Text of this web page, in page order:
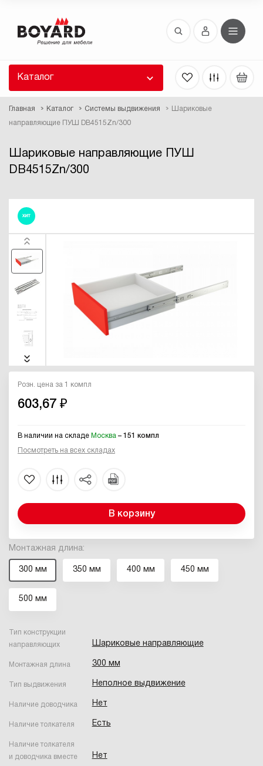
Каталог
Главная Каталог Системы выдвижения Шариковые
направляющие ПУШ DB4515Zn/300
Шариковые направляющие ПУШ
DB4515Zn/300
ХИТ
Монтажная длина:
300 мм 350 мм 400 мм 450 мм
500 мм
Тип конструкции
направляющих
Шариковые направляющие
Монтажная длина 300 мм
Тип выдвижения Неполное выдвижение
Наличие доводчика Нет
Наличие толкателя Есть
Наличие толкателя
и доводчика вместе
Нет
Розн. цена за 1 компл
603,67 ₽
В наличии на складе Москва – 151 компл
Посмотреть на всех складах
В корзину
Восстановление пароля
высланы вам по E-Mail.
ссылку для восстановления